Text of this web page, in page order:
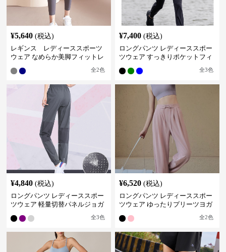
¥5,640 (税込)
レギンス レディーススポーツ
ウェア なめらか美脚フィットレ
全2色
¥7,400 (税込)
ロングパンツ レディーススポー
ツウェア すっきりポケットフィ
全3色
¥4,840 (税込)
ロングパンツ レディーススポー
ツウェア 軽量切替パネルジョガ
全3色
¥6,520 (税込)
ロングパンツ レディーススポー
ツウェア ゆったりプリーツヨガ
全2色